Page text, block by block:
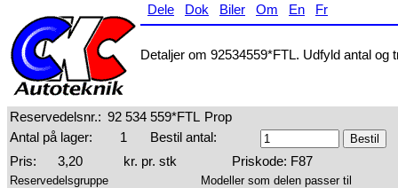
Dele Dok Biler Om En Fr
Detaljer om 92534559*FTL. Udfyld antal og
Reservedelsnr.: 92 534 559*FTL Prop
Antal på lager:
1
Bestil antal:
Pris:
3,20 kr. pr. stk Priskode: F87
Reservedelsgruppe Modeller som delen passer til